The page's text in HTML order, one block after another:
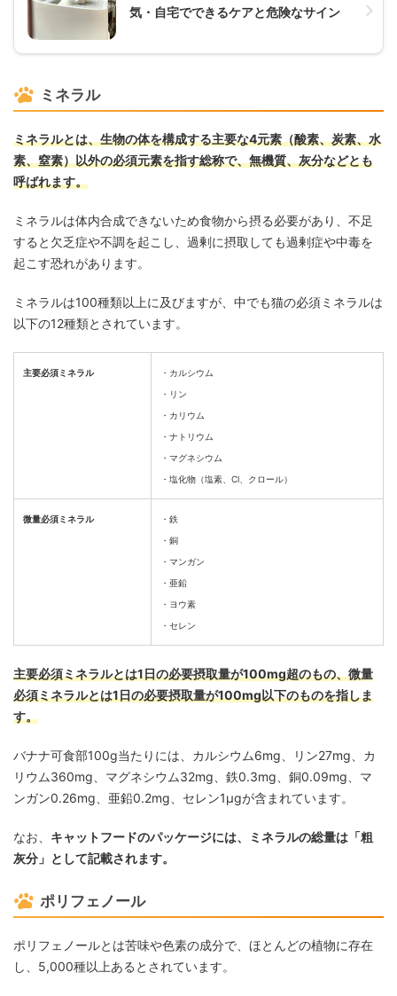
気・自宅でできるケアと危険なサイン
ミネラル
ミネラルとは、生物の体を構成する主要な4元素（酸素、炭素、水
素、窒素）以外の必須元素を指す総称で、無機質、灰分などとも
呼ばれます。
ミネラルは体内合成できないため食物から摂る必要があり、不足
すると欠乏症や不調を起こし、過剰に摂取しても過剰症や中毒を
起こす恐れがあります。
ミネラルは100種類以上に及びますが、中でも猫の必須ミネラルは
以下の12種類とされています。
主要必須ミネラル
・カルシウム
・リン
・カリウム
・ナトリウム
・マグネシウム
・塩化物（塩素、Cl、クロール）
微量必須ミネラル
・鉄
・銅
・マンガン
・亜鉛
・ヨウ素
・セレン
主要必須ミネラルとは1日の必要摂取量が100mg超のもの、微量
必須ミネラルとは1日の必要摂取量が100mg以下のものを指しま
す。
バナナ可食部100g当たりには、カルシウム6mg、リン27mg、カ
リウム360mg、マグネシウム32mg、鉄0.3mg、銅0.09mg、マ
ンガン0.26mg、亜鉛0.2mg、セレン1μgが含まれています。
なお、 キャットフードのパッケージには、ミネラルの総量は「粗
灰分」として記載されます。
ポリフェノール
ポリフェノールとは苦味や色素の成分で、ほとんどの植物に存在
し、5,000種以上あるとされています。